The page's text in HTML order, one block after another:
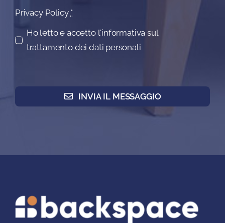
Privacy Policy *
Ho letto e accetto l'informativa sul
trattamento dei dati personali
INVIA IL MESSAGGIO